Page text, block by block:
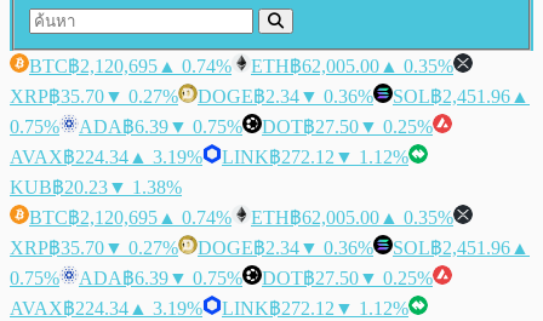
BTC฿2,120,695 ▲ 0.74% ETH฿62,005.00 ▲ 0.35%
XRP฿35.70▼ 0.27% DOGE฿2.34▼ 0.36% SOL฿2,451.96 ▲
0.75%
ADA฿6.39▼ 0.75% DOT฿27.50▼ 0.25%
AVAX฿224.34 ▲ 3.19% LINK฿272.12 ▼ 1.12%
KUB฿20.23▼ 1.38%
BTC฿2,120,695 ▲ 0.74% ETH฿62,005.00 ▲ 0.35%
XRP฿35.70▼ 0.27% DOGE฿2.34▼ 0.36% SOL฿2,451.96 ▲
0.75%
ADA฿6.39▼ 0.75% DOT฿27.50▼ 0.25%
AVAX฿224.34 ▲ 3.19% LINK฿272.12 ▼ 1.12%